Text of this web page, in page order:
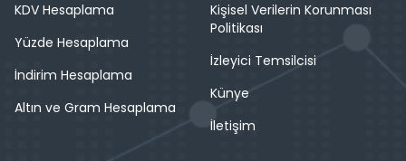
KDV Hesaplama
Yüzde Hesaplama
İndirim Hesaplama
Altın ve Gram Hesaplama
Kişisel Verilerin Korunması
Politikası
İzleyici Temsilcisi
Künye
İletişim